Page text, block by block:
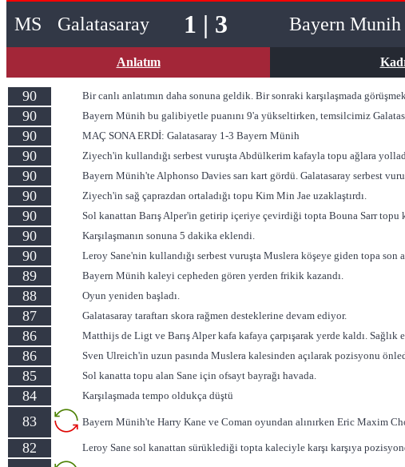
MS Galatasaray 1 | 3 Bayern Munih
Anlatım
90 Bir canlı anlatımın daha sonuna geldik. Bir sonraki karşılaşmada
90 Bayern Münih bu galibiyetle puanını 9'a yükseltirken, temsilcimiz
90 MAÇ SONA ERDİ: Galatasaray 1-3 Bayern Münih
90 Ziyech'in kullandığı serbest vuruşta Abdülkerim kafayla topu ağlara
90 Bayern Münih'te Alphonso Davies sarı kart gördü. Galatasaray serbest
90 Ziyech'in sağ çaprazdan ortaladığı topu Kim Min Jae uzaklaştırdı.
90 Sol kanattan Barış Alper'in getirip içeriye çevirdiği topta Bouna Sarr topu
90 Karşılaşmanın sonuna 5 dakika eklendi.
90 Leroy Sane'nin kullandığı serbest vuruşta Muslera köşeye giden topa son
89 Bayern Münih kaleyi cepheden gören yerden frikik kazandı.
88 Oyun yeniden başladı.
87 Galatasaray taraftarı skora rağmen desteklerine devam ediyor.
86 Matthijs de Ligt ve Barış Alper kafa kafaya çarpışarak yerde kaldı. Sağlık
86 Sven Ulreich'in uzun pasında Muslera kalesinden açılarak pozisyonu
85 Sol kanatta topu alan Sane için ofsayt bayrağı havada.
84 Karşılaşmada tempo oldukça düştü
83 Bayern Münih'te Harry Kane ve Coman oyundan alınırken Eric Maxim
82 Leroy Sane sol kanattan sürüklediği topta kaleciyle karşı karşıya